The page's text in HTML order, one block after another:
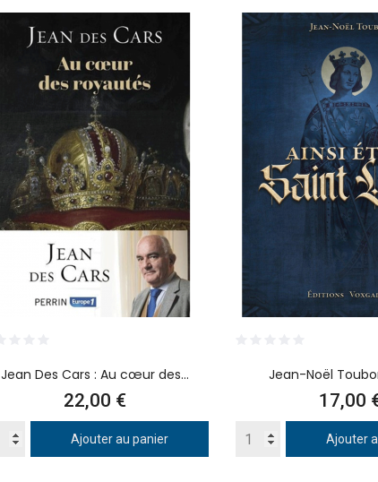
Jean Des Cars : Au cœur des...
Prix
22,00 €
Ajouter au panier
Jean-Noël
Prix
17,00
Ajouter